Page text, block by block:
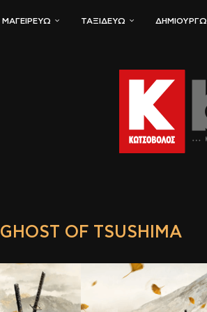
ΜΑΓΕΙΡΕΎΩ ΤΑΞΙΔΕΎΩ ΔΗΜΙΟΥΡΓΏ
GHOST OF TSUSHIMA